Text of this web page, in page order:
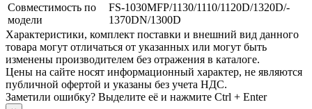
Совместимость по
модели
FS-1030MFP/­1130/­1110/­1120D/­1320D/­
1370DN/­1300D
Xарактеристики, комплект поставки и внешний вид данного
товара могут отличаться от указанных или могут быть
изменены производителем без отражения в каталоге.
Цены на сайте носят информационный характер, не являются
публичной офертой и указаны без учета НДС.
Заметили ошибку? Выделите её и нажмите Ctrl + Enter